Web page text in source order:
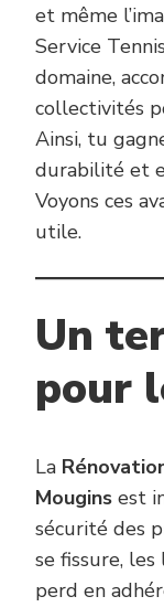
et même
Service
domaine,
collectivités
Ainsi, tu
durabilité et
Voyons ces
utile.
Un
pour
La
Mougins est
sécurité des
se fissure, les
perd en